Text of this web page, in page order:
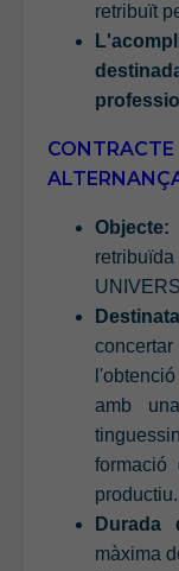
retribuït
Objecte:
amb
productiu.
Durada
màxima